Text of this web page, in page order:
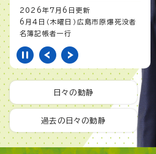
2026年7月6日更新
6月4日（木曜日）広島市原爆死没者
名簿記帳者一行
日々の動静
過去の日々の動静